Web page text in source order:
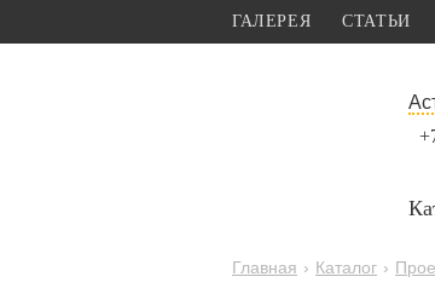
ГАЛЕРЕЯ СТАТЬИ
Главная › Каталог ›